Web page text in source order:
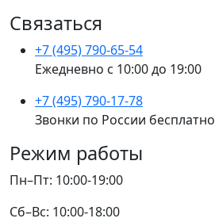
Связаться
+7 (495) 790-65-54
Ежедневно с 10:00 до 19:00
+7 (495) 790-17-78
Звонки по России бесплатно
Режим работы
Пн–Пт: 10:00-19:00
Сб–Вс: 10:00-18:00